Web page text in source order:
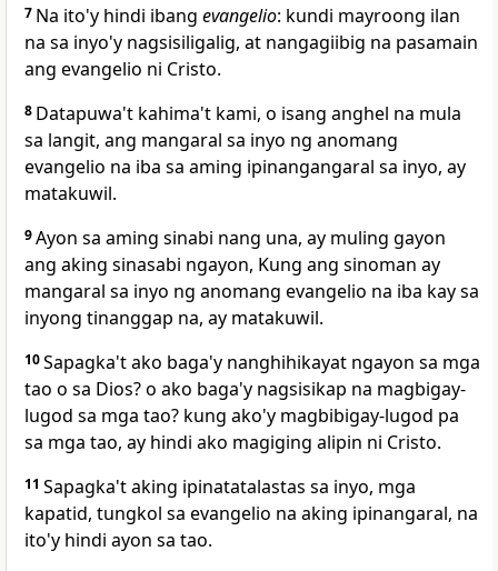
7 Na ito'y hindi ibang evangelio: kundi mayroong ilan
na sa inyo'y nagsisiligalig, at nangagiibig na pasamain
ang evangelio ni Cristo.
8 Datapuwa't kahima't kami, o isang anghel na mula
sa langit, ang mangaral sa inyo ng anomang
evangelio na iba sa aming ipinangangaral sa inyo, ay
matakuwil.
9Ayon sa aming sinabi nang una, ay muling gayon
ang aking sinasabi ngayon, Kung ang sinoman ay
mangaral sa inyo ng anomang evangelio na iba kay sa
inyong tinanggap na, ay matakuwil.
10Sapagka'tako baga'y nanghihikayat ngayon sa mga
tao o sa Dios? o ako baga'y nagsisikap na magbigay-
lugod sa mga tao? kung ako'y magbibigay-lugod pa
sa mga tao, ay hindi ako magiging alipin ni Cristo.
11 Sapagka't aking ipinatatalastas sa inyo, mga
kapatid, tungkol sa evangelio na aking ipinangaral, na
ito'y hindi ayon sa tao.